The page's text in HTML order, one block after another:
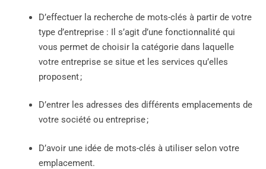
D’effectuer la recherche de mots-clés à partir de votre
type d’entreprise : Il s’agit d’une fonctionnalité qui
vous permet de choisir la catégorie dans laquelle
votre entreprise se situe et les services qu’elles
proposent ;
D’entrer les adresses des différents emplacements de
votre société ou entreprise ;
D’avoir une idée de mots-clés à utiliser selon votre
emplacement.